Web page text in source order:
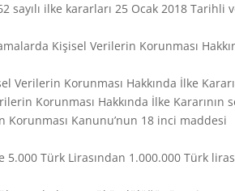
ilke kararları 25 Ocak 2018 Tarihli
Kişisel Verilerin Korunması
Korunması Hakkında İlke
Korunması Hakkında İlke Kararının
Korunması Kanunu’nun 18 inci maddesi
Türk Lirasından 1.000.000 Türk